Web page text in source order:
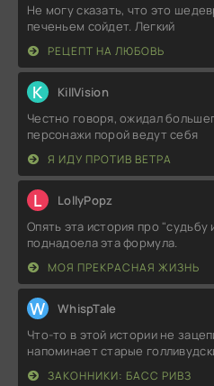
Не могу сказать, что это
печеньем сойдет. Легкий
РЕЦЕПТ НА ЛЮБОВЬ
K KillVision
Честно говоря, ожидал
персонажи порой ведут себя
Я ИДУ ПРОТИВ ВЕТРА
L LollyPopz
Опять эта история про
поднадоела эта формула.
МОЯ ПРЕКРАСНАЯ ЖИЗНЬ
W WhispTale
Что-то в этой истории не
напоминает старые
ЗАКОННИКИ: БАСС РИВЗ